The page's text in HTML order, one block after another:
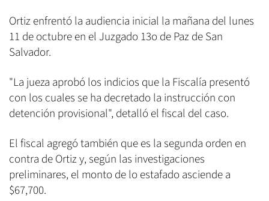
Ortiz enfrentó la audiencia inicial la mañana del lunes
11 de octubre en el Juzgado 13o de Paz de San
Salvador.
"La jueza aprobó los indicios que la Fiscalía presentó
con los cuales se ha decretado la instrucción con
detención provisional", detalló el fiscal del caso.
El fiscal agregó también que es la segunda orden en
contra de Ortiz y, según las investigaciones
preliminares, el monto de lo estafado asciende a
$67,700.